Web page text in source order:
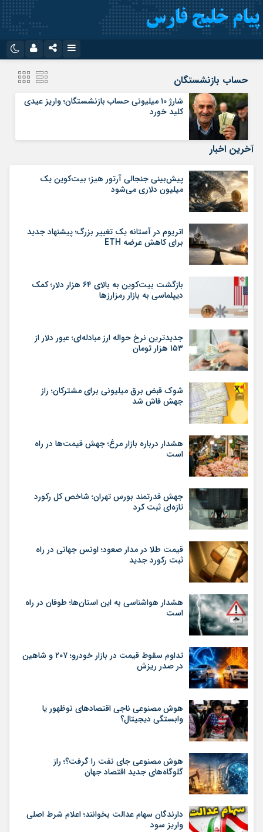
سروش
ایتا
آپارات
رمز عبور
حساب بازنشستگان
شارژ ۱۰ میلیونی حساب بازنشستگان؛ واریز عیدی
کلید خورد
آخرین اخبار
پیش‌بینی جنجالی آرتور هیز؛ بیت‌کوین یک
میلیون دلاری می‌شود
اتریوم در آستانه یک تغییر بزرگ؛ پیشنهاد جدید
برای کاهش عرضه ETH
بازگشت بیت‌کوین به بالای ۶۴ هزار دلار؛ کمک
دیپلماسی به بازار رمزارزها
جدیدترین نرخ حواله ارز مبادله‌ای؛ عبور دلار از
۱۵۳ هزار تومان
شوک قبض برق میلیونی برای مشترکان؛ راز
جهش فاش شد
هشدار درباره بازار مرغ؛ جهش قیمت‌ها در راه
است
جهش قدرتمند بورس تهران؛ شاخص کل رکورد
تازه‌ای ثبت کرد
قیمت طلا در مدار صعود؛ اونس جهانی در راه
ثبت رکورد جدید
هشدار هواشناسی به این استان‌ها؛ طوفان در راه
است
تداوم سقوط قیمت در بازار خودرو؛ ۲۰۷ و شاهین
در صدر ریزش
هوش مصنوعی ناجی اقتصادهای نوظهور یا
وابستگی دیجیتال؟
هوش مصنوعی جای نفت را گرفت؟؛ راز
گلوگاه‌های جدید اقتصاد جهان
دارندگان سهام عدالت بخوانند؛ اعلام شرط اصلی
واریز سود